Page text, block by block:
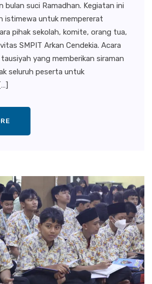
bulan suci Ramadhan. Kegiatan ini
istimewa untuk mempererat
pihak sekolah, komite, orang tua,
SMPIT Arkan Cendekia. Acara
yang memberikan siraman
seluruh peserta untuk